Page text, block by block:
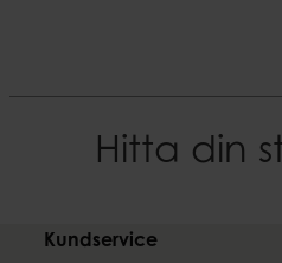
Hitta din
Kundservice